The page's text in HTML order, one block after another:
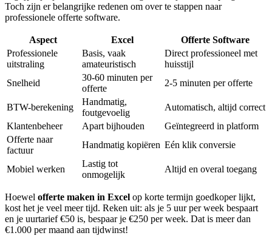
Toch zijn er belangrijke redenen om over te stappen naar
professionele offerte software.
Aspect Excel
Offerte Software
Professionele
uitstraling
Basis, vaak
amateuristisch
Direct professioneel met
huisstijl
Snelheid
30-60 minuten per
offerte
2-5 minuten per offerte
BTW-berekening
Handmatig,
foutgevoelig
Automatisch, altijd correct
Klantenbeheer
Apart bijhouden
Geïntegreerd in platform
Offerte naar
factuur
Handmatig kopiëren Eén klik conversie
Mobiel werken
Lastig tot
onmogelijk
Altijd en overal toegang
Hoewel offerte maken in Excel op korte termijn goedkoper lijkt,
kost het je veel meer tijd. Reken uit: als je 5 uur per week bespaart
en je uurtarief €50 is, bespaar je €250 per week. Dat is meer dan
€1.000 per maand aan tijdwinst!